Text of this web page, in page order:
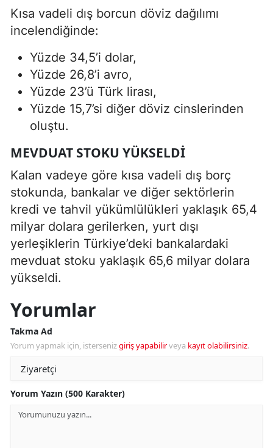
Kısa vadeli dış borcun döviz dağılımı
incelendiğinde:
Yüzde 34,5’i dolar,
Yüzde 26,8’i avro,
Yüzde 23’ü Türk lirası,
Yüzde 15,7’si diğer döviz cinslerinden
oluştu.
MEVDUAT STOKU YÜKSELDI
Kalan vadeye göre kısa vadeli dış borç
stokunda, bankalar ve diğer sektörlerin
kredi ve tahvil yükümlülükleri yaklaşık 65,4
milyar dolara gerilerken, yurt dışı
yerleşiklerin Türkiye’deki bankalardaki
mevduat stoku yaklaşık 65,6 milyar dolara
yükseldi.
Yorumlar
Takma Ad
Yorum yapmak için, istersenizgiriş yapabilirveya kayıt olabilirsiniz.
Yorum Yazın (500 Karakter)